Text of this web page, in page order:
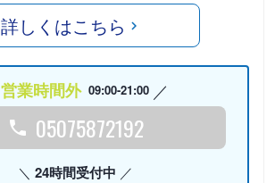
詳しくはこちら
営業時間外 09:00-21:00
05075872192
24時間受付中